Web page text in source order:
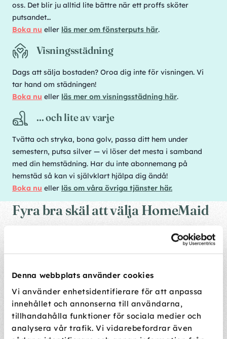
Denna webbplats använder cookies
Vi använder enhetsidentifierare för att anpassa
innehållet och annonserna till användarna,
tillhandahålla funktioner för sociala medier och
analysera vår trafik. Vi vidarebefordrar även
oss. Det blir ju alltid lite bättre när ett proffs sköter
putsandet…
Boka nu eller läs mer om fönsterputs här.
Visningsstädning
Dags att sälja bostaden? Oroa dig inte för visningen. Vi
tar hand om städningen!
Boka nu eller läs mer om visningsstädning här.
... och lite av varje
Tvätta och stryka, bona golv, passa ditt hem under
semestern, putsa silver — vi löser det mesta i samband
med din hemstädning. Har du inte abonnemang på
hemstäd så kan vi självklart hjälpa dig ändå!
Boka nu eller läs om våra övriga tjänster här.
Fyra bra skäl att välja HomeMaid
Vi garanterar att du blir nöjd
Och om du någon gång inte är helt nöjd, så finns vår Nöjd
kund-garanti. Hör av dig till oss direkt, så åtgärdar vi det
som missats så snabbt vi bara kan!